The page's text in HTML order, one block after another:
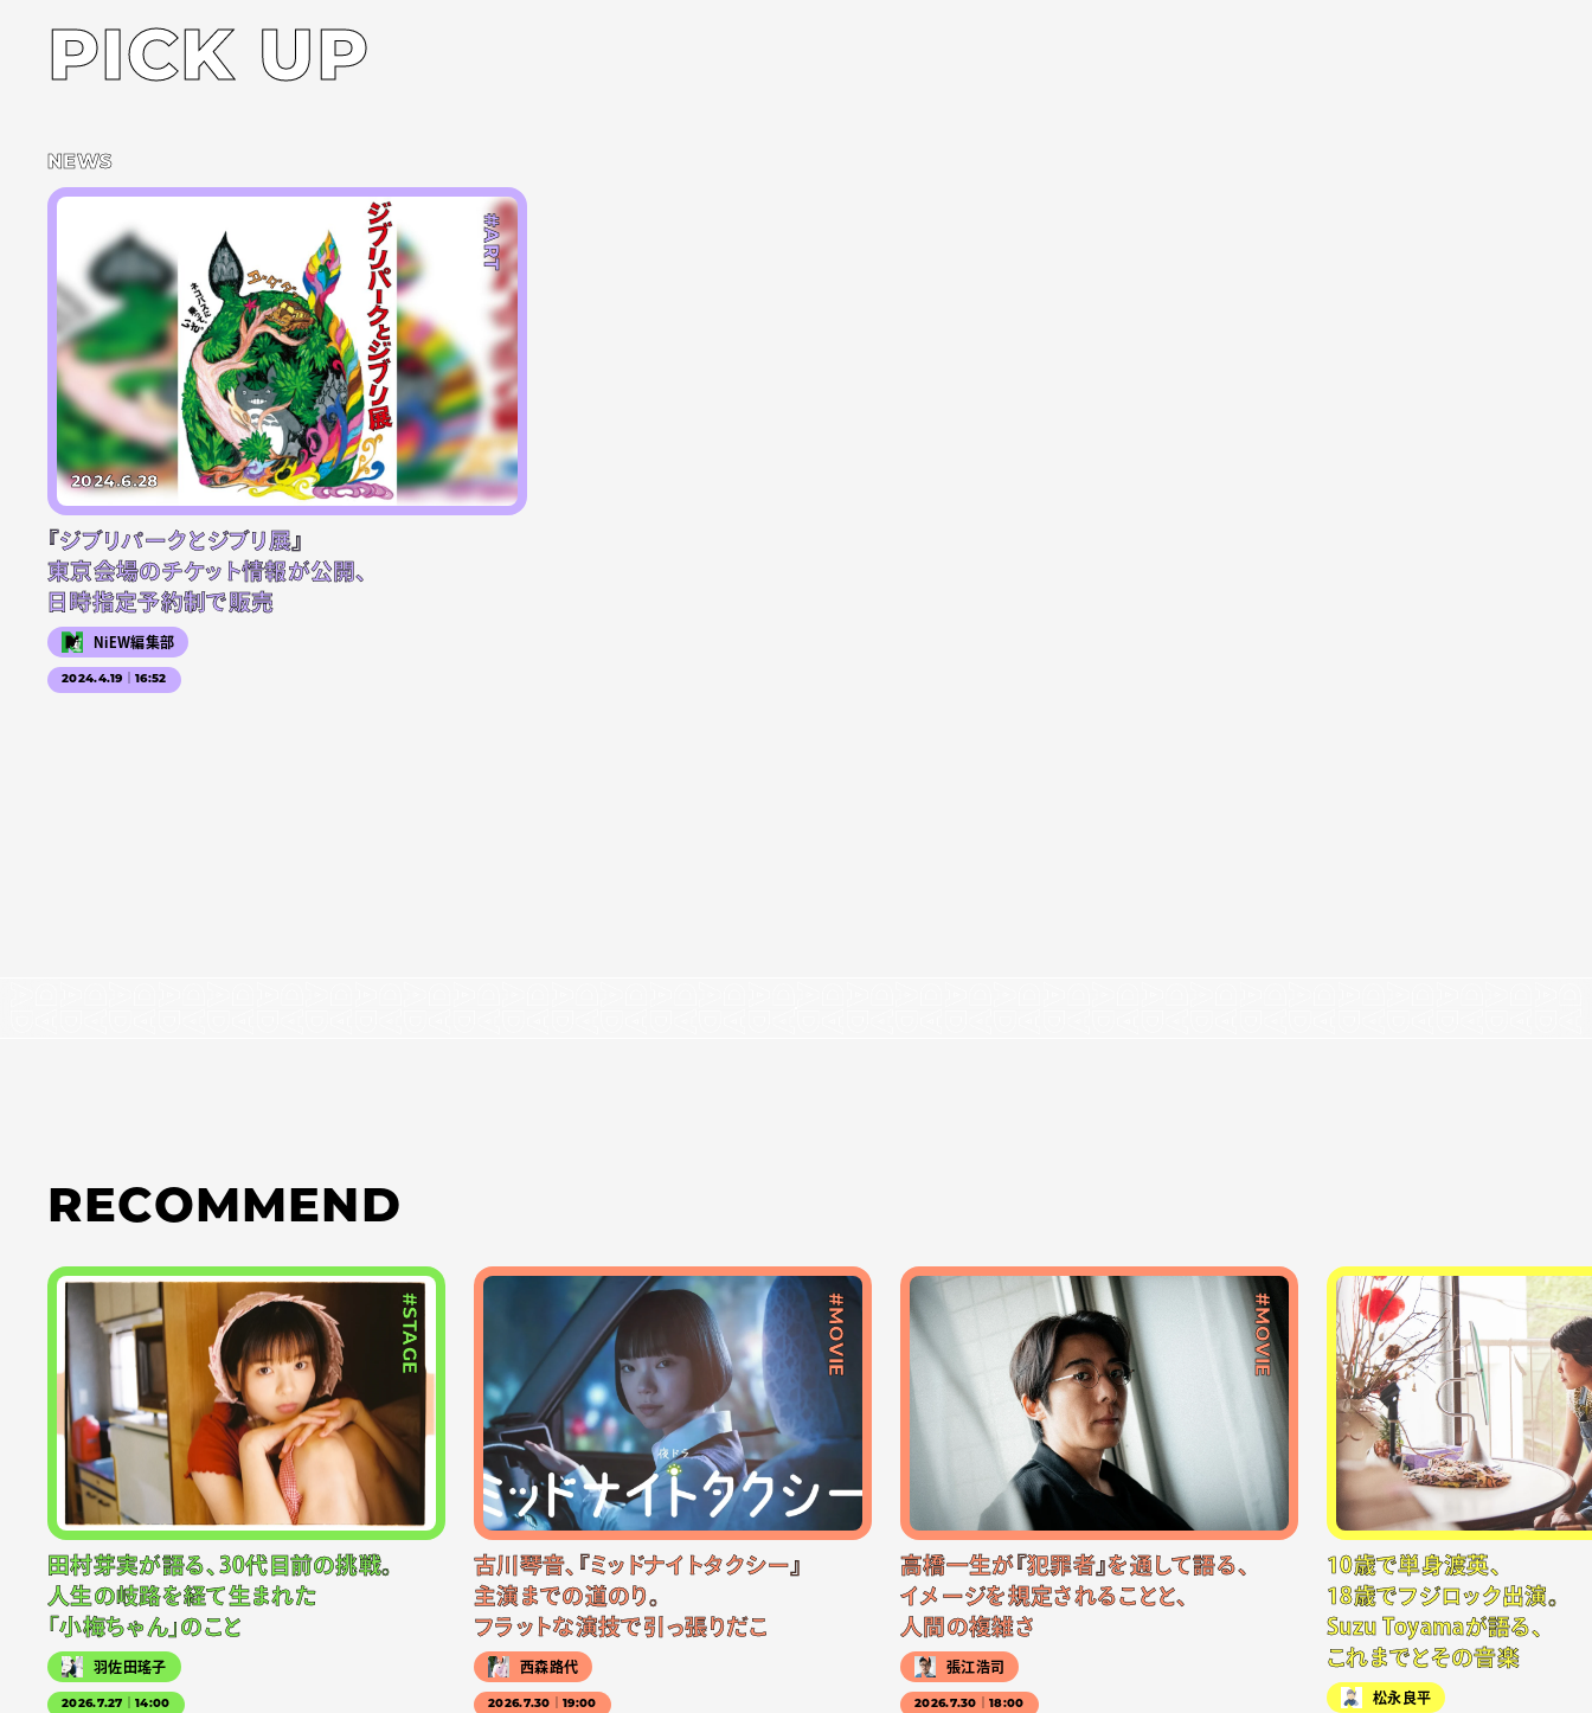
PICK UP
NEWS
#ART
2024.6.28
『ジブリパークとジブリ展』
東京会場のチケット情報が公開、
日時指定予約制で販売
NiEW編集部
2024.4.19｜16:52
RECOMMEND
#STAGE
田村芽実が語る、30代目前の挑戦。
人生の岐路を経て生まれた
「小梅ちゃん」のこと
羽佐田瑤子
2026.7.27｜14:00
#MOVIE
古川琴音、『ミッドナイトタクシー』
主演までの道のり。
フラットな演技で引っ張りだこ
西森路代
2026.7.30｜19:00
#MOVIE
高橋一生が『犯罪者』を通して語る、
イメージを規定されることと、
人間の複雑さ
張江浩司
2026.7.30｜18:00
10歳で単身渡英、
18歳でフジロック出演。
Suzu Toyamaが語る、
これまでとその音楽
松永良平